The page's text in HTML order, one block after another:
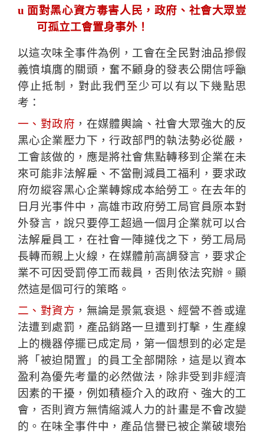
u 面對黑心資方毒害人民，政府、社會大眾豈
可孤立工會置身事外！
以這次味全事件為例，工會在全民對油品摻假
義憤填膺的關頭，奮不顧身的發表公開信呼籲
停止抵制，對此我們至少可以有以下幾點思
考：
一、對政府 ，在媒體輿論、社會大眾強大的反
黑心企業壓力下，行政部門的執法勢必從嚴，
工會該做的，應是將社會焦點轉移到企業在未
來可能非法解雇、不當刪減員工福利，要求政
府勿縱容黑心企業轉嫁成本給勞工。在去年的
日月光事件中，高雄市政府勞工局官員原本對
外發言，說只要停工超過一個月企業就可以合
法解雇員工，在社會一陣撻伐之下，勞工局局
長轉而親上火線，在媒體前高調發言，要求企
業不可因受罰停工而裁員，否則依法究辦。顯
然這是個可行的策略。
二、對資方 ，無論是景氣衰退、經營不善或違
法遭到處罰，產品銷路一旦遭到打擊，生產線
上的機器停擺已成定局，第一個想到的必定是
將「被迫閒置」的員工全部開除，這是以資本
盈利為優先考量的必然做法，除非受到非經濟
因素的干擾，例如積極介入的政府、強大的工
會，否則資方無情縮減人力的計畫是不會改變
的。在味全事件中，產品信譽已被企業破壞殆